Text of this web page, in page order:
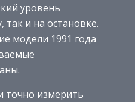
уровень
так и на остановке.
модели 1991 года
точно измерить